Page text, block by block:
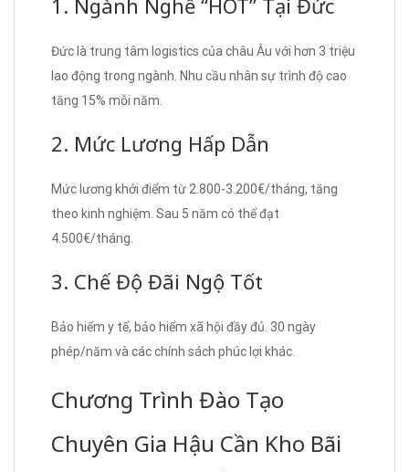
Đức là trung tâm logistics của châu Âu với hơn 3 triệu
lao động trong ngành. Nhu cầu nhân sự trình độ cao
tăng 15% mỗi năm.
2. Mức Lương Hấp Dẫn
Mức lương khởi điểm từ 2.800-3.200€/tháng, tăng
theo kinh nghiệm. Sau 5 năm có thể đạt
4.500€/tháng.
3. Chế Độ Đãi Ngộ Tốt
Bảo hiểm y tế, bảo hiểm xã hội đầy đủ. 30 ngày
phép/năm và các chính sách phúc lợi khác.
Chương Trình Đào Tạo
Chuyên Gia Hậu Cần Kho Bãi